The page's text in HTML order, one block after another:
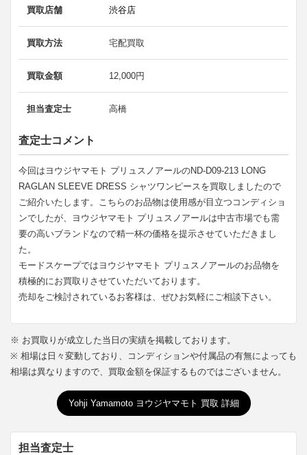
買取店舗 渋谷店
買取方法 宅配買取
買取金額 12,000円
担当査定士 高橋
査定士コメント
今回はヨウジヤマモト プリュスノアールのND-D09-213 LONG
RAGLAN SLEEVE DRESS シャツワンピースを買取しましたので
ご紹介いたします。こちらのお品物は使用感が目立つコンディショ
ンでしたが、ヨウジヤマモト プリュスノアールは中古市場でも需
要の高いブランドなので精一杯の価格を提示させていただきまし
た。
モードスケープではヨウジヤマモト プリュスノアールのお品物を
積極的にお買取りさせていただいております。
売却をご検討されているお客様は、ぜひお気軽にご相談下さい。
※ お買取りが成立した当日の実績を掲載しております。
※ 相場は日々変動しており、コンディションや付属品の有無によっても
相場は異なりますので、買取金額を保証するものではございません。
Yohji Yamamoto ヨウジヤマモト 買取 詳細
担当査定士